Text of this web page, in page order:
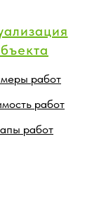
работ
работ
работ